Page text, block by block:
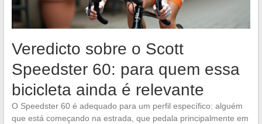
Veredicto sobre o Scott
Speedster 60: para quem essa
bicicleta ainda é relevante
O Speedster 60 é adequado para um perfil específico: alguém
que está começando na estrada, que pedala principalmente em